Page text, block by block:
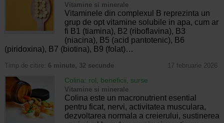
Vitamine si minerale
Vitaminele din complexul B reprezinta un
grup de opt vitamine solubile in apa, cum ar
fi B1 (tiamina), B2 (riboflavina), B3
(niacina), B5 (acid pantotenic), B6 ​​
(piridoxina), B7 (biotina), B9 (folat)…
Timp de citire: 6 minute, 32 secunde 17 februarie 2026
Colina: rol, beneficii, surse
Vitamine si minerale
Colina este un macronutrient esential
pentru ficat, nervi, activitatea musculara,
dezvoltarea normala a creierului, sustinerea